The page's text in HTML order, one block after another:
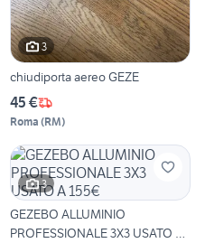
3
chiudiporta aereo GEZE
45 €
Roma (RM)
3
GEZEBO ALLUMINIO
PROFESSIONALE 3X3 USATO A